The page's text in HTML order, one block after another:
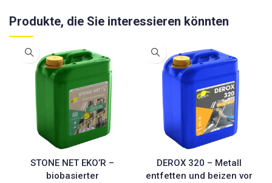
Produkte, die Sie interessieren könnten
STONE NET EKO’R –
biobasierter
DEROX 320 – Metall
entfetten und beizen vor